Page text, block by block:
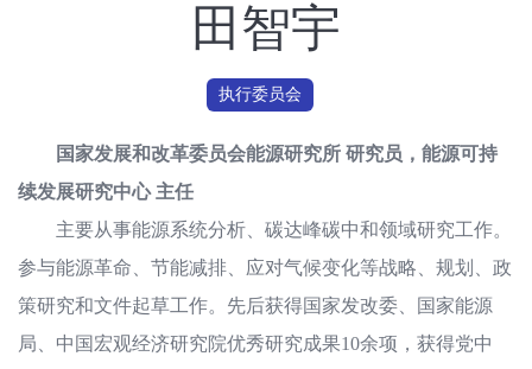
田智宇
执行委员会
国家发展和改革委员会能源研究所 研究员，能源可持
续发展研究中心 主任
主要从事能源系统分析、碳达峰碳中和领域研究工作。
参与能源革命、节能减排、应对气候变化等战略、规划、政
策研究和文件起草工作。先后获得国家发改委、国家能源
局、中国宏观经济研究院优秀研究成果10余项，获得党中